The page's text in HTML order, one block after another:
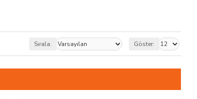
Sırala: Göster: